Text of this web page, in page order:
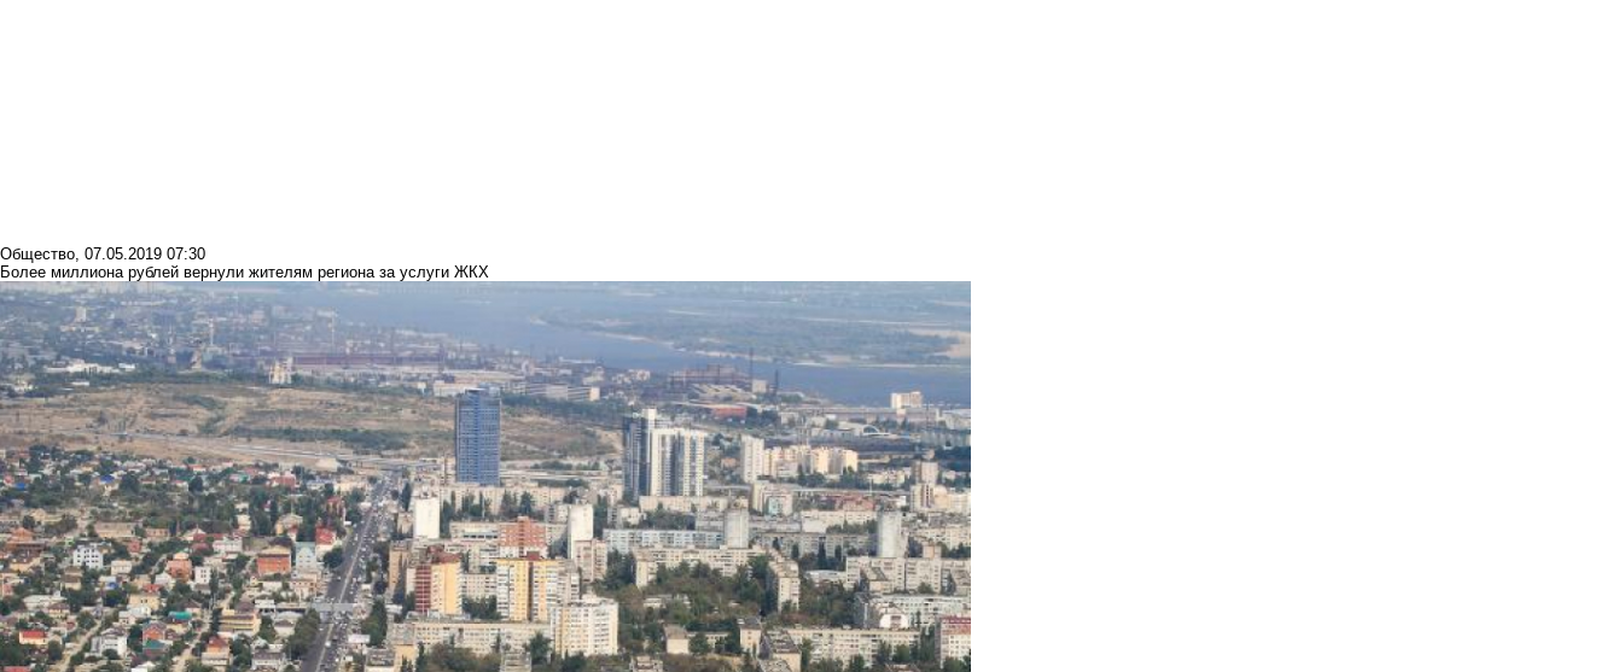
Общество, 07.05.2019 07:30
Более миллиона рублей вернули жителям региона за услуги ЖКХ